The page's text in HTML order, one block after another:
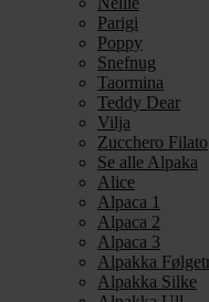
Parigi
Poppy
Snefnug
Taormina
Teddy Dear
Vilja
Zucchero Filato
Se alle Alpaka
Alice
Alpaca 1
Alpaca 2
Alpaca 3
Alpakka
Alpakka Silke